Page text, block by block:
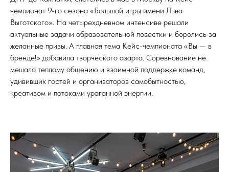
чемпионат 9-го сезона «Большой игры имени Льва
Выготского». На четырехдневном интенсиве решали
актуальные задачи образовательной повестки и боролись за
желанные призы. А главная тема Кейс-чемпионата «Вы — в
бренде!» добавила творческого азарта. Соревнование не
мешало теплому общению и взаимной поддержке команд,
удививших гостей и организаторов самобытностью,
креативом и потоками ураганной энергии.